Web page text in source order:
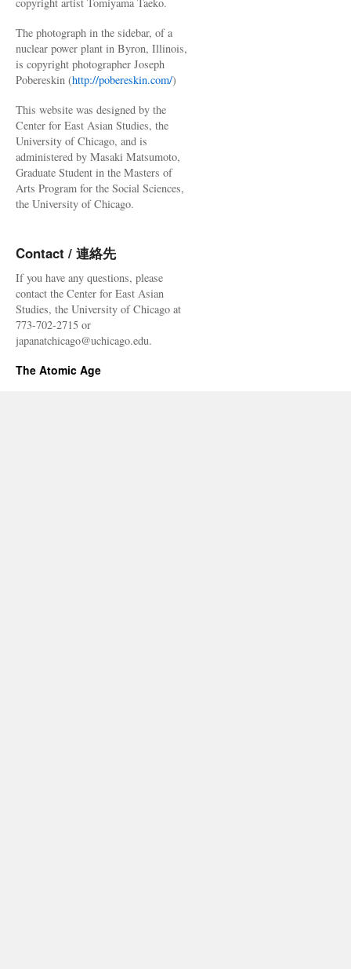
The photograph in the sidebar, of a
nuclear power plant in Byron, Illinois,
is copyright photographer Joseph
Pobereskin (http://pobereskin.com/)
This website was designed by the
Center for East Asian Studies, the
University of Chicago, and is
administered by Masaki Matsumoto,
Graduate Student in the Masters of
Arts Program for the Social Sciences,
the University of Chicago.
Contact / 連絡先
If you have any questions, please
contact the Center for East Asian
Studies, the University of Chicago at
773-702-2715 or
japanatchicago@uchicago.edu.
The Atomic Age